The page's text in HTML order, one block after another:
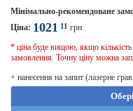
Мінімально-рекомендоване
Ціна: 1021 11 грн
* ціна буде вищою, якщо
замовлення. Точну ціну можна
+ нанесення на запит (лазерне